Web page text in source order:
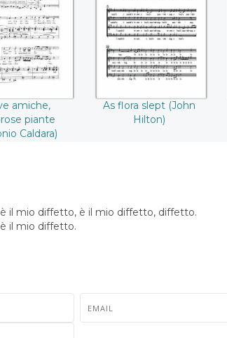
piante
Caldara))
amiche,
piante
Caldara)
Hilton)
As flora slept (John
Hilton)
il mio diffetto, è il mio diffetto, diffetto.
il mio diffetto.